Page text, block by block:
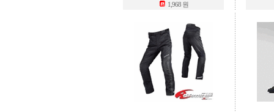
1,968 원